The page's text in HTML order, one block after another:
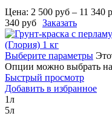
Цена: 2 500 руб – 11 340
340 руб Заказать
Выберите параметры
Опции можно выбрать на
Быстрый просмотр
Добавить в избранное
1л
5л